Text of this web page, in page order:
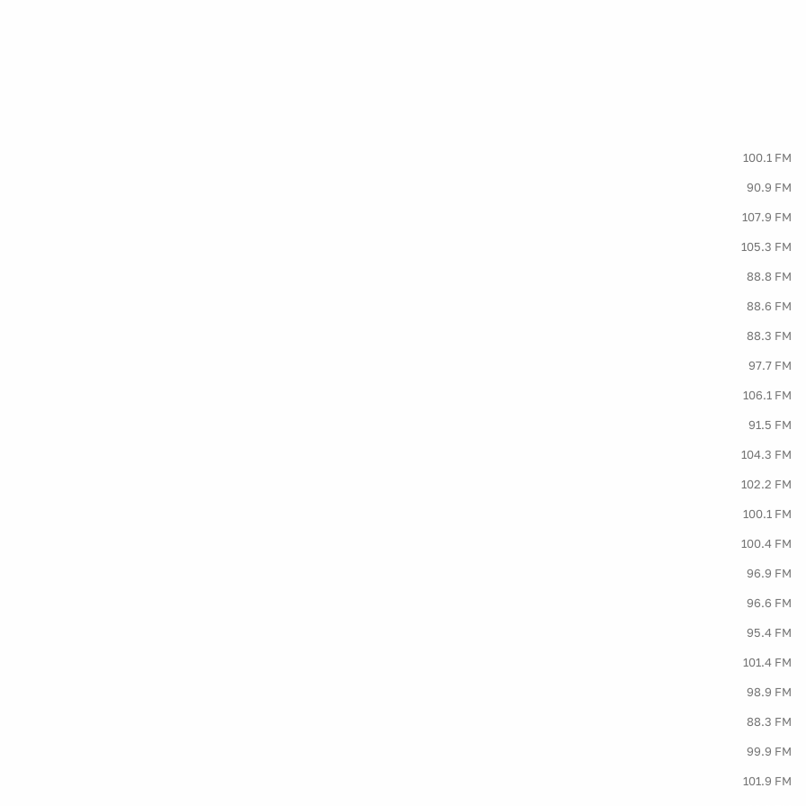
100.1 FM
90.9 FM
107.9 FM
105.3 FM
88.8 FM
88.6 FM
88.3 FM
97.7 FM
106.1 FM
91.5 FM
104.3 FM
102.2 FM
100.1 FM
100.4 FM
96.9 FM
96.6 FM
95.4 FM
101.4 FM
98.9 FM
88.3 FM
99.9 FM
101.9 FM